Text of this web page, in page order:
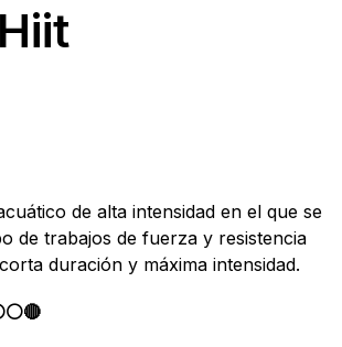
de alta intensidad en el que se
de trabajos de fuerza y resistencia
duración y máxima intensidad.